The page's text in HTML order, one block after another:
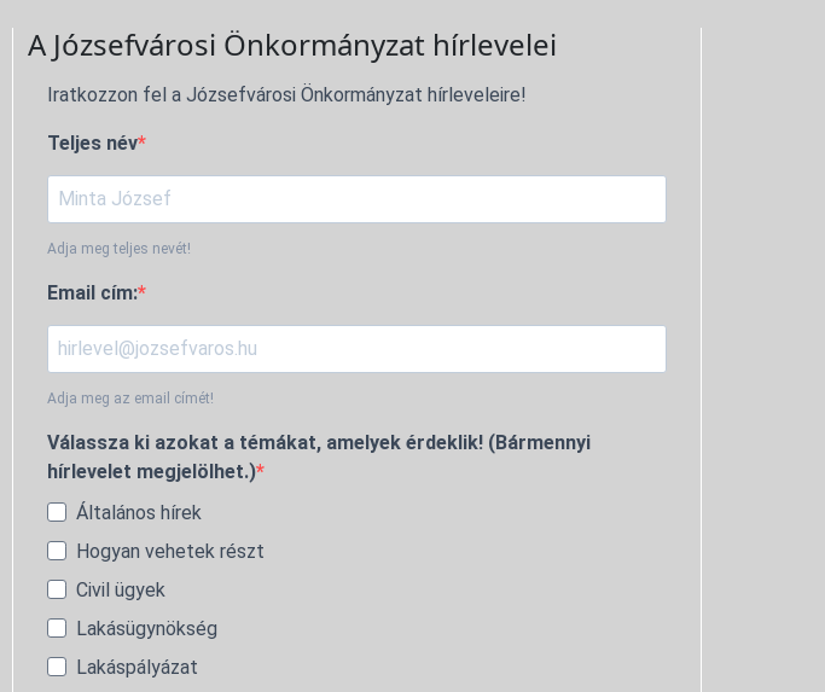
A Józsefvárosi Önkormányzat hírlevelei
Iratkozzon fel a Józsefvárosi Önkormányzat hírleveleire!
Teljes név
Adja meg teljes nevét!
Email cím:
Adja meg az email címét!
Válassza ki azokat a témákat, amelyek érdeklik! (Bármennyi
hírlevelet megjelölhet.)
Általános hírek
Hogyan vehetek részt
Civil ügyek
Lakásügynökség
Lakáspályázat